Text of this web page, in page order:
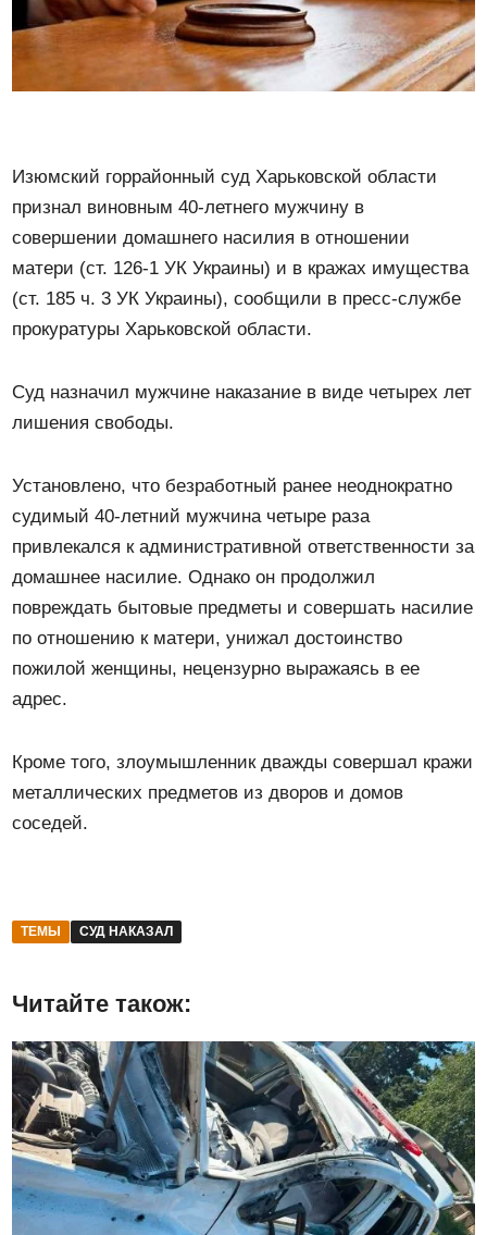
Изюмский горрайонный суд Харьковской области
признал виновным 40-летнего мужчину в
совершении домашнего насилия в отношении
матери (ст. 126-1 УК Украины) и в кражах имущества
(ст. 185 ч. 3 УК Украины), сообщили в пресс-службе
прокуратуры Харьковской области.
Суд назначил мужчине наказание в виде четырех лет
лишения свободы.
Установлено, что безработный ранее неоднократно
судимый 40-летний мужчина четыре раза
привлекался к административной ответственности за
домашнее насилие. Однако он продолжил
повреждать бытовые предметы и совершать насилие
по отношению к матери, унижал достоинство
пожилой женщины, нецензурно выражаясь в ее
адрес.
Кроме того, злоумышленник дважды совершал кражи
металлических предметов из дворов и домов
соседей.
ТЕМЫ СУД НАКАЗАЛ
Читайте також: